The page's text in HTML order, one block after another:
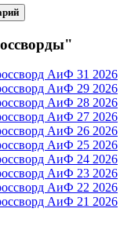
АиФ 31 2026
АиФ 29 2026
АиФ 28 2026
АиФ 27 2026
АиФ 26 2026
АиФ 25 2026
АиФ 24 2026
АиФ 23 2026
АиФ 22 2026
АиФ 21 2026